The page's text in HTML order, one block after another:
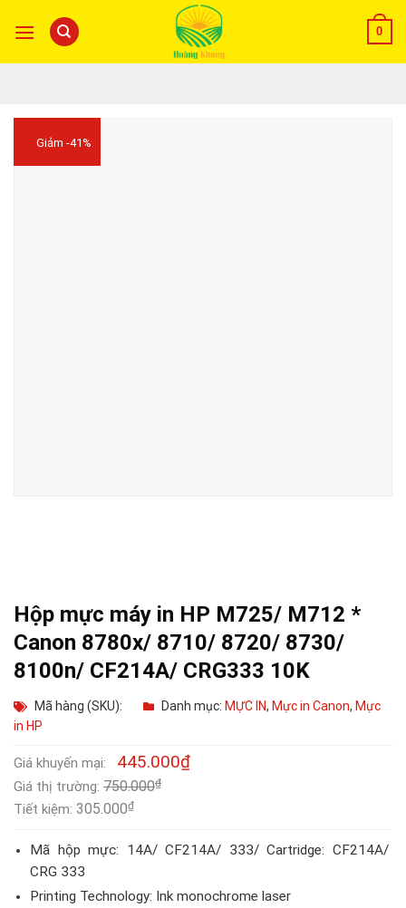
0
Giảm -41%
Hộp mực máy in HP M725/ M712 *
Canon 8780x/ 8710/ 8720/ 8730/
8100n/ CF214A/ CRG333 10K
Mã hàng (SKU): Danh mục: MỰC IN, Mực in Canon, Mực
in HP
Giá khuyến mại: 445.000₫
Giá thị trường: 750.000₫
Tiết kiệm: 305.000₫
Mã hộp mực: 14A/ CF214A/ 333/ Cartridge: CF214A/
CRG 333
Printing Technology: Ink monochrome laser